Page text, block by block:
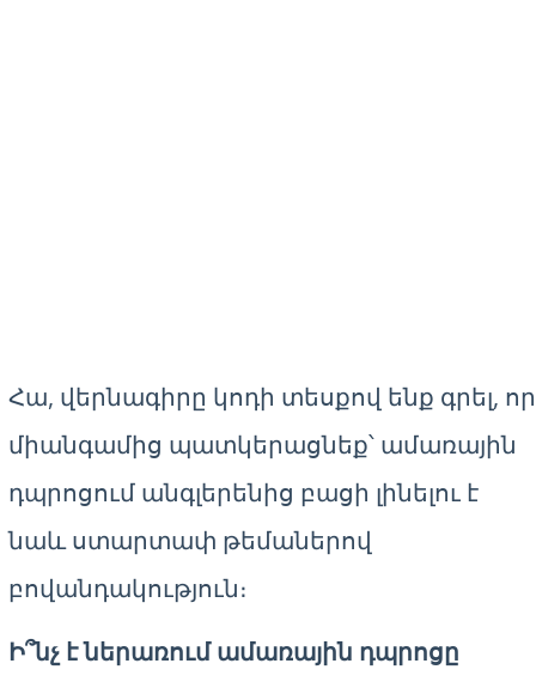
Հա, վերնագիրը կոդի տեսքով ենք գրել, որ
միանգամից պատկերացնեք՝ ամառային
դպրոցում անգլերենից բացի լինելու է
նաև ստարտափ թեմաներով
բովանդակություն։
Ի՞նչ է ներառում ամառային դպրոցը